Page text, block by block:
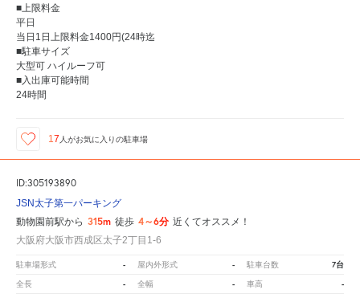
■上限料金
平日
当日1日上限料金1400円(24時迄
■駐車サイズ
大型可 ハイルーフ可
■入出庫可能時間
24時間
17 人がお気に入りの駐車場
ID:305193890
JSN太子第一パーキング
動物園前駅から 315m 徒歩 4～6分 近くてオススメ！
大阪府大阪市西成区太子2丁目1-6
駐車場形式 - 屋内外形式 - 駐車台数 7台
全長 - 全幅 - 車高 -